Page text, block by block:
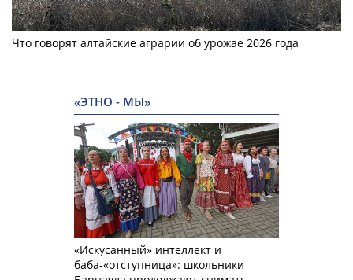
Что говорят алтайские аграрии об урожае 2026 года
«ЭТНО - МЫ»
«Искусанный» интеллект и
баба-«отступница»: школьники